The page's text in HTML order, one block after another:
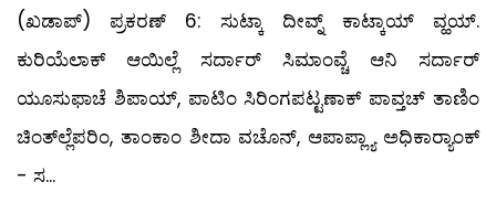
(ಖಡಾಪ್) ಪ್ರಕರಣ್ 6: ಸುಟ್ಕಾ ದೀವ್ನ್ ಕಾಟ್ಕಾಯ್ ವ್ಹಯ್.
ಕುರಿಯೆಲಾಕ್ ಆಯಿಲ್ಲೆ ಸರ್ದಾರ್ ಸಿಮಾಂವ್ಚೆ ಆನಿ ಸರ್ದಾರ್
ಯೂಸುಫಾಚೆ ಶಿಪಾಯ್, ಪಾಟಿಂ ಸಿರಿಂಗಪಟ್ಟಣಾಕ್ ಪಾವ್ತಚ್ ತಾಣಿಂ
ಚಿಂತ್‍ಲ್ಲೆಪರಿಂ, ತಾಂಕಾಂ ಶೀದಾ ವಚೊನ್, ಆಪಾಪ್ಲ್ಯಾ ಅಧಿಕಾರ್‍ಯಾಂಕ್
- ಸ...